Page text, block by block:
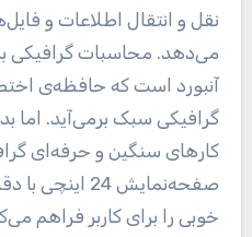
نقل و انتقال اطلاعات و
می‌دهد. محاسبات گرافیکی
آنبورد است که حافظه‌ی
گرافیکی سبک برمی‌آید. اما
کارهای سنگین و حرفه‌ای
خوبی را برای کاربر فراهم